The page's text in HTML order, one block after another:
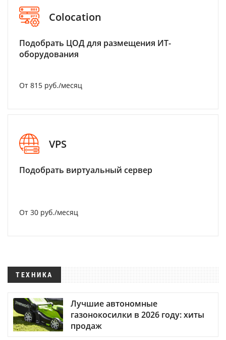
Colocation
Подобрать ЦОД для размещения ИТ-
оборудования
От 815 руб./месяц
VPS
Подобрать виртуальный сервер
От 30 руб./месяц
ТЕХНИКА
Лучшие автономные
газонокосилки в 2026 году: хиты
продаж